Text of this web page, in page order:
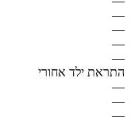
—
—
—
—
התראת ילד אחורי
—
—
—